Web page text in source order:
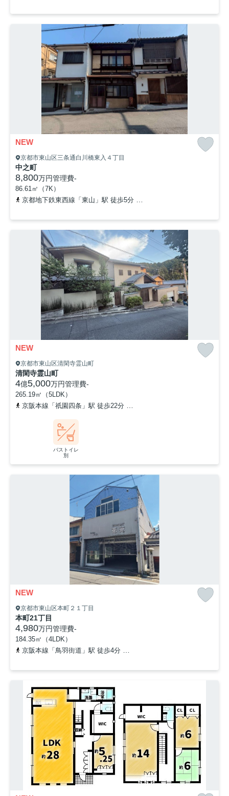
NEW
京都市東山区三条通白川橋東入４丁目
中之町
8,800万円管理費-
86.61㎡（7K）
京都地下鉄東西線「東山」駅 徒歩5分
NEW
京都市東山区清閑寺霊山町
清閑寺霊山町
4億5,000万円管理費-
265.19㎡（5LDK）
京阪本線「祇園四条」駅 徒歩22分
バストイレ
別
NEW
京都市東山区本町２１丁目
本町21丁目
4,980万円管理費-
184.35㎡（4LDK）
京阪本線「鳥羽街道」駅 徒歩4分